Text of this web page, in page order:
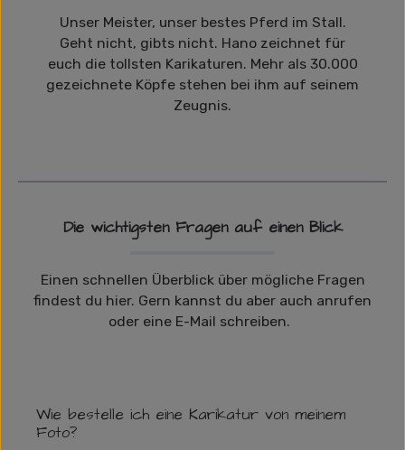
Unser Meister, unser bestes Pferd im Stall.
Geht nicht, gibts nicht. Hano zeichnet für
euch die tollsten Karikaturen. Mehr als 30.000
gezeichnete Köpfe stehen bei ihm auf seinem
Zeugnis.
Die wichtigsten Fragen auf einen Blick
Einen schnellen Überblick über mögliche Fragen
findest du hier. Gern kannst du aber auch anrufen
oder eine E-Mail schreiben.
Wie bestelle ich eine Karikatur von meinem
Foto?